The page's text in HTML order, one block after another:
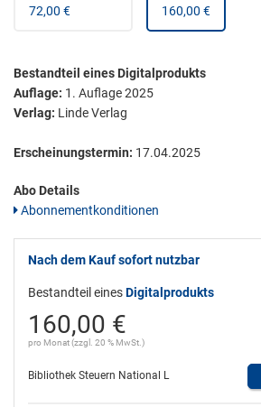
72,00 €
160,00 €
Bestandteil eines Digitalprodukts
Auflage: 1. Auflage 2025
Verlag: Linde Verlag
Erscheinungstermin: 17.04.2025
Abo Details
Abonnementkonditionen
Nach dem Kauf sofort nutzbar
Bestandteil einesDigitalprodukts
160,00 €
pro Monat (zzgl. 20 % MwSt.)
Bibliothek Steuern National L